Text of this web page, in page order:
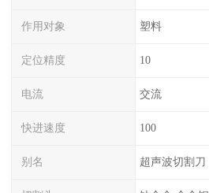
作用对象 塑料
定位精度 10
电流 交流
快进速度 100
别名 超声波切割刀